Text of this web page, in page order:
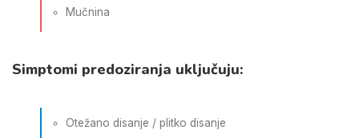
Mučnina
Simptomi predoziranja uključuju:
Otežano disanje / plitko disanje